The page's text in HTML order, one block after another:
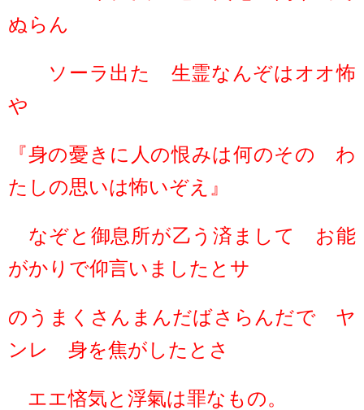
ぬらん
ソーラ出た 生霊なんぞはオオ怖
や
『身の憂きに人の恨みは何のその わ
たしの思いは怖いぞえ』
なぞと御息所が乙う済まして お能
がかりで仰言いましたとサ
のうまくさんまんだばさらんだで ヤ
ンレ 身を焦がしたとさ
エエ悋気と浮氣は罪なもの。